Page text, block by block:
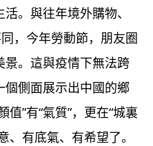
。與往年境外購物、
，今年勞動節，朋友圈
景。這與疫情下無法跨
個側面展示出中國的鄉
”有“氣質”，更在“城裏
、有底氣、有希望了。